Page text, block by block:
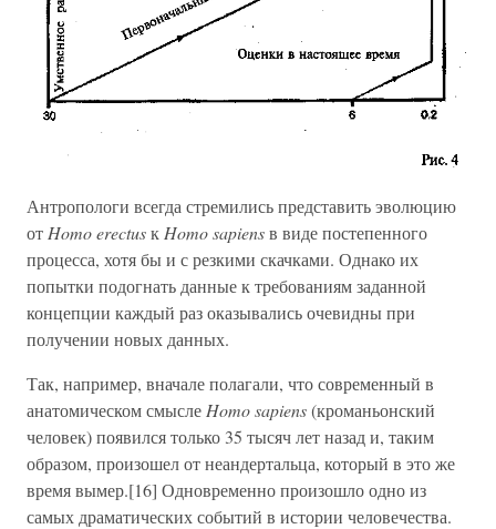
Антропологи всегда стремились представить эволюцию
от Homo erectusк Homo sapiensв виде постепенного
процесса, хотя бы и с резкими скачками. Однако их
попытки подогнать данные к требованиям заданной
концепции каждый раз оказывались очевидны при
получении новых данных.
Так, например, вначале полагали, что современный в
анатомическом смысле Homo sapiens(кроманьонский
человек) появился только 35 тысяч лет назад и, таким
образом, произошел от неандертальца, который в это же
время вымер.[16] Одновременно произошло одно из
самых драматических событий в истории человечества.